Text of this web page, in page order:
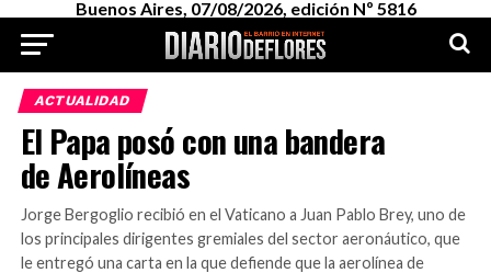
Buenos Aires, 07/08/2026, edición Nº 5816
ACTUALIDAD
El Papa posó con una bandera
de Aerolíneas
Jorge Bergoglio recibió en el Vaticano a Juan Pablo Brey, uno de
los principales dirigentes gremiales del sector aeronáutico, que
le entregó una carta en la que defiende que la aerolínea de